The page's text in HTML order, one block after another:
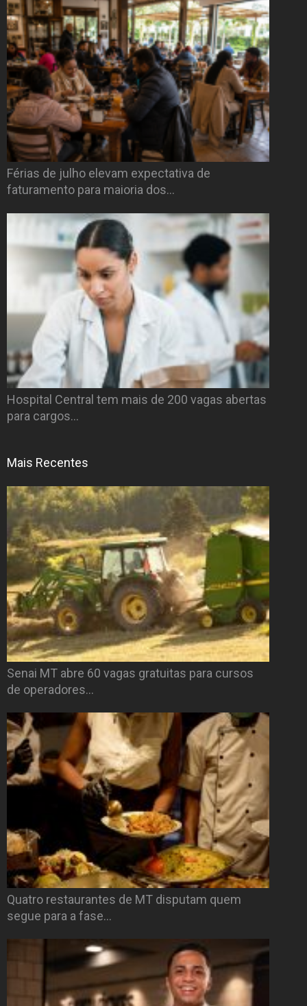
Férias de julho elevam expectativa de
faturamento para maioria dos…
Hospital Central tem mais de 200 vagas abertas
para cargos…
Mais Recentes
Senai MT abre 60 vagas gratuitas para cursos
de operadores…
Quatro restaurantes de MT disputam quem
segue para a fase…